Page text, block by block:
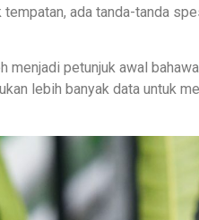
ada tanda-tanda
menjadi petunjuk awal
lebih banyak data untuk